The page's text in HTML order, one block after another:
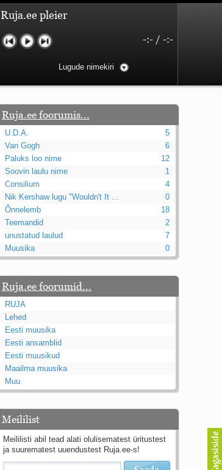
Ruja.ee pleier
-:- / -:-
Lugude nimekiri
Ruja.ee foorumis...
U.D.A.
5
Van Gogh
6
Paluks loo nime
12
Soovin laulu nime
1
Consilium
4
Nik Kershaw lugu "Wouldn't It ...
0
Õnnelemb
18
Teemandid
2
unustatud laulud
7
Muusika
0
Ruja.ee foorumid...
RUJA
Lehed
Eesti muusika
Eesti ansamblid
Eesti muusikud
Maailma muusika
Muu
Meililist
Meililisti abil tead alati olulisematest üritustest
ja suurematest uuendustest Ruja.ee-s!